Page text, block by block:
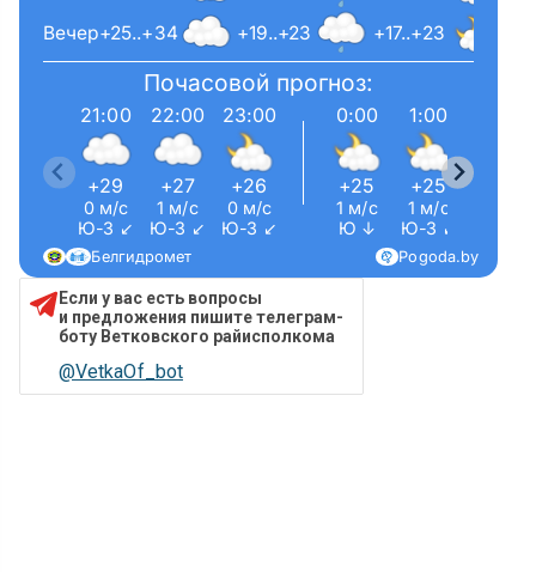
+25..+34
+19..+23
+17..+23
Вечер
Почасовой прогноз:
21:00
+29
0 м/с
Ю-З ↙
22:00
+27
1 м/с
Ю-З ↙
23:00
+26
0 м/с
Ю-З ↙
0:00
+25
1 м/с
Ю ↓
1:00
+25
1 м/с
Ю-З ↙
Pogoda.by
Белгидромет
Если у вас есть вопросы
и предложения пишите телеграм-
боту Ветковского райисполкома
@VetkaOf_bot